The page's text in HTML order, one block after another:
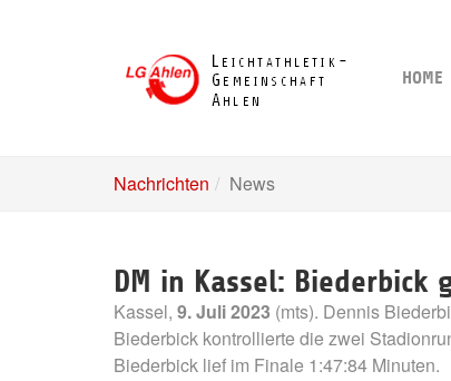
HOME
Nachrichten News
DM in Kassel: Biederbick
Kassel, 9. Juli 2023 (mts). Dennis
Biederbick kontrollierte die zwei
Biederbick lief im Finale 1:47:84 Minuten.